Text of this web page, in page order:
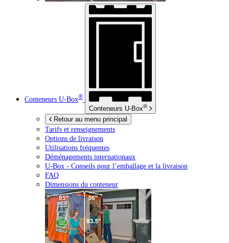
Conteneurs U-Box®
Conteneurs U-Box®
Retour au menu principal
Tarifs et renseignements
Options de livraison
Utilisations fréquentes
Déménagements internationaux
U-Box - Conseils pour l’emballage et la livraison
FAQ
Dimensions du conteneur